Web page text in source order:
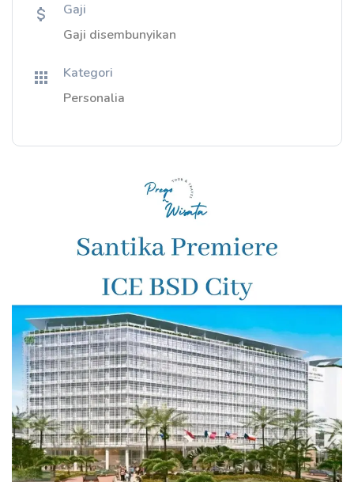
Gaji
Gaji disembunyikan
Kategori
Personalia